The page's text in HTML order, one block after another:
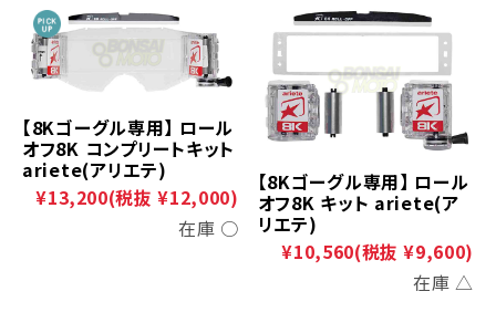
【8Kゴーグル専用】 ロール
オフ8K コンプリートキット
ariete(アリエテ)
¥13,200(税抜 ¥12,000)
在庫 ○
【8Kゴーグル専用】 ロール
オフ8K キット ariete(ア
リエテ)
¥10,560(税抜 ¥9,600)
在庫 △